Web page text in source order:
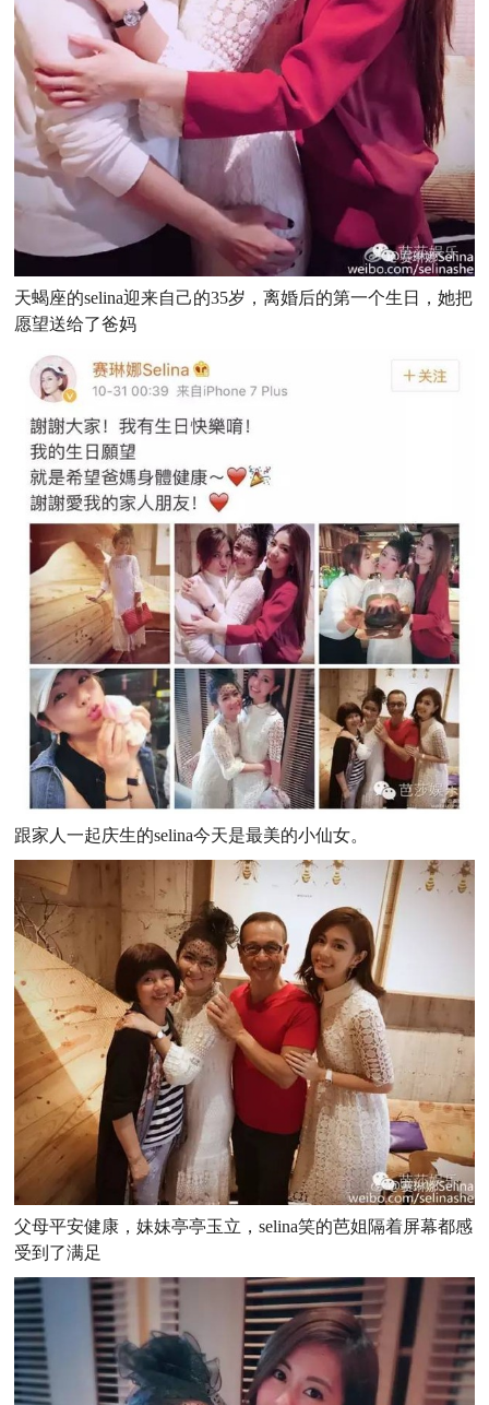
天蝎座的selina迎来自己的35岁，离婚后的第一个生日，她把
愿望送给了爸妈
跟家人一起庆生的selina今天是最美的小仙女。
父母平安健康，妹妹亭亭玉立，selina笑的芭姐隔着屏幕都感
受到了满足